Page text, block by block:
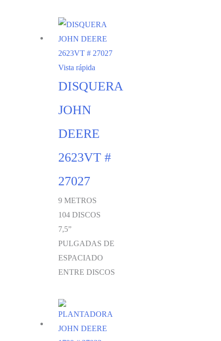
Vista rápida
DISQUERA
JOHN
DEERE
2623VT #
27027
9 METROS
104 DISCOS
7,5”
PULGADAS DE
ESPACIADO
ENTRE DISCOS